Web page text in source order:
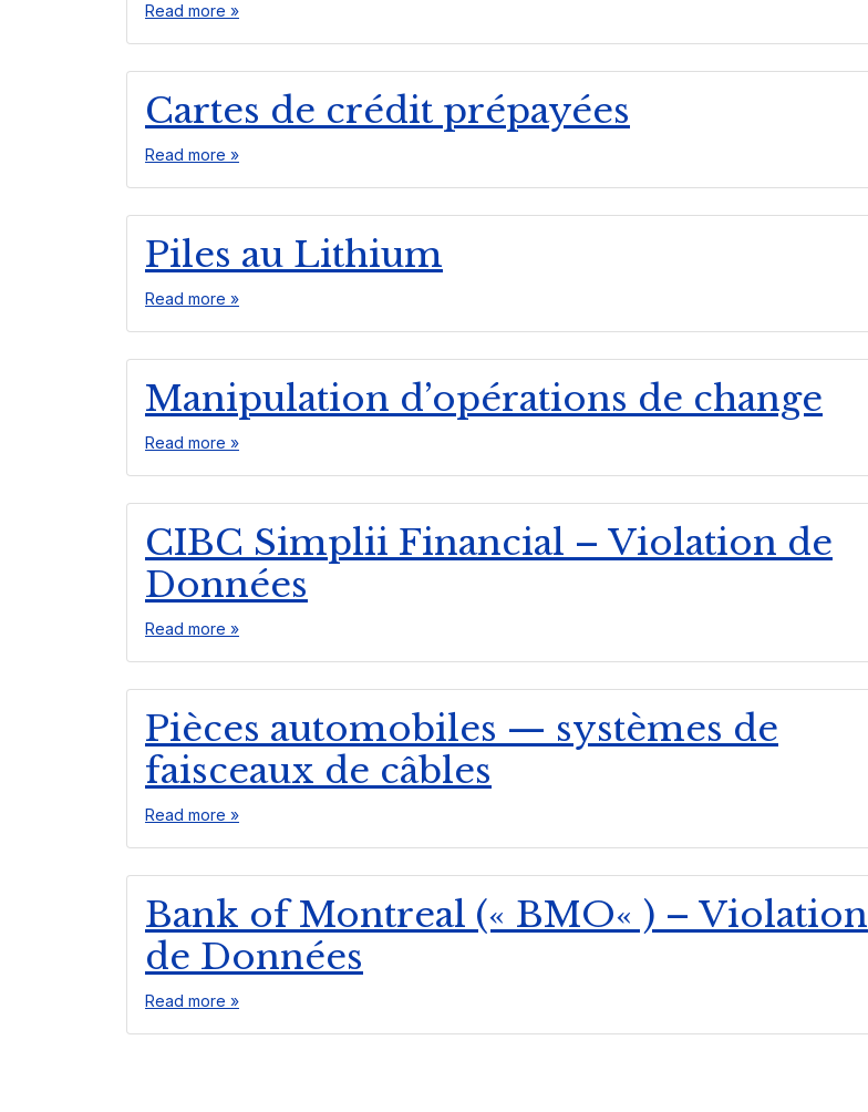
Read more »
Cartes de crédit prépayées
Read more »
Piles au Lithium
Read more »
Manipulation d’opérations de change
Read more »
CIBC Simplii Financial – Violation de
Données
Read more »
Pièces automobiles — systèmes de
faisceaux de câbles
Read more »
Bank of Montreal (« BMO« ) – Violation
de Données
Read more »